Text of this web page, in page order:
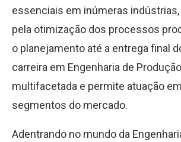
essenciais em inúmeras
pela otimização dos processos
o planejamento até a entrega final
carreira em Engenharia de
multifacetada e permite atuação
segmentos do mercado.
Adentrando no mundo da